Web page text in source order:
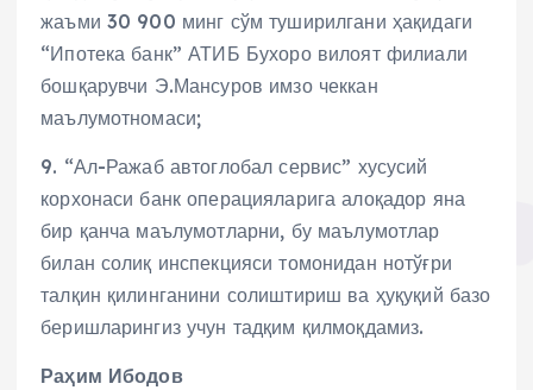
жаъми 30 900 минг сўм туширилгани ҳақидаги
“Ипотека банк” АТИБ Бухоро вилоят филиали
бошқарувчи Э.Мансуров имзо чеккан
маълумотномаси;
9. “Ал-Ражаб автоглобал сервис” хусусий
корхонаси банк операцияларига алоқадор яна
бир қанча маълумотларни, бу маълумотлар
билан солиқ инспекцияси томонидан нотўғри
талқин қилинганини солиштириш ва ҳуқуқий базо
беришларингиз учун тадқим қилмоқдамиз.
Раҳим Ибодов